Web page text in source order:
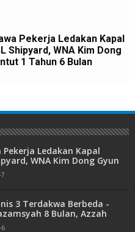
Pekerja Ledakan Kapal
Shipyard, WNA Kim Dong
1 Tahun 6 Bulan
Ledakan Kapal
WNA Kim Dong Gyun
6 Bulan
3 Terdakwa Berbeda -
8 Bulan, Azzah
2 Tahun 6 Bulan
6